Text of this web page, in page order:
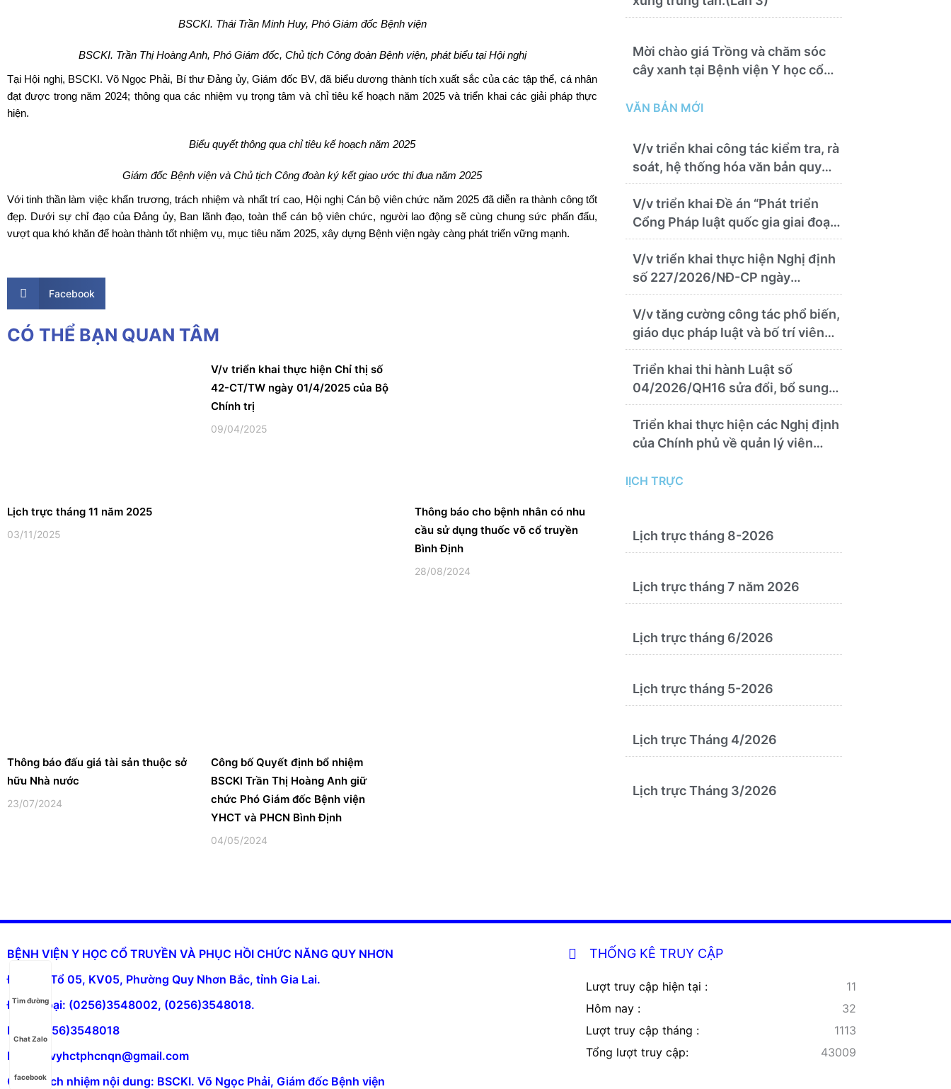
BSCKI. Thái Trần Minh Huy, Phó Giám đốc Bệnh viện
BSCKI. Trần Thị Hoàng Anh, Phó Giám đốc, Chủ tịch Công đoànBệnh viện, phát biểu tại Hội nghị
Tại Hội nghị, BSCKI. Võ Ngọc Phải, Bí thư Đảng ủy, Giám đốc BV, đã biểu dương thành tích xuất sắc của các tập thể, cá nhân
đạt được trong năm 2024; thông qua các nhiệm vụ trọng tâm và chỉ tiêu kế hoạch năm 2025 và triển khai các giải pháp thực
hiện.
Biểu quyết thông qua chỉ tiêu kế hoạch năm 2025
Giám đốc Bệnh viện và Chủ tịch Công đoàn ký kết giao ước thi đua năm 2025
Với tinh thần làm việc khẩn trương, trách nhiệm và nhất trí cao, Hội nghị Cán bộ viên chức năm 2025 đã diễn ra thành công tốt
đẹp. Dưới sự chỉ đạo của Đảng ủy, Ban lãnh đạo, toàn thể cán bộ viên chức, người lao động sẽ cùng chung sức phấn đấu,
vượt qua khó khăn để hoàn thành tốt nhiệm vụ, mục tiêu năm 2025, xây dựng Bệnh viện ngày càng phát triển vững mạnh.
Facebook
CÓ THỂ BẠN QUAN TÂM
Lịch trực tháng 11 năm 2025
03/11/2025
V/v triển khai thực hiện Chỉ thị số
42-CT/TW ngày 01/4/2025 của Bộ
Chính trị
09/04/2025
Thông báo cho bệnh nhân có nhu
cầu sử dụng thuốc võ cổ truyền
Bình Định
28/08/2024
Thông báo đấu giá tài sản thuộc sở
hữu Nhà nước
23/07/2024
Công bố Quyết định bổ nhiệm
BSCKI Trần Thị Hoàng Anh giữ
chức Phó Giám đốc Bệnh viện
YHCT và PHCN Bình Định
04/05/2024
Mời chào giá Trồng và chăm sóc
cây xanh tại Bệnh viện Y học cổ
Nhơn năm 2026 ( PL bản Danh
theo)
VĂN BẢN MỚI
V/v triển khai công tác kiểm tra, rà
soát, hệ thống hóa văn bản quy
phạm pháp luật 6 tháng cuối năm
2026
V/v triển khai Đề án “Phát triển
Cổng Pháp luật quốc gia giai đoạn
2026 – 2030” và Quy chế quản lý,
vận hành, khai thác Cổng Pháp
luật quốc gia
V/v triển khai thực hiện Nghị định
số 227/2026/NĐ-CP ngày
24/6/2026 của Chính phủ về thúc
đẩy hội nhập quốc tế và cơ chế
đặc thù trong lĩnh vực y tế
V/v tăng cường công tác phổ biến,
giáo dục pháp luật và bố trí viên
chức thực hiện nhiệm vụ pháp chế
Triển khai thi hành Luật số
04/2026/QH16 sửa đổi, bổ sung
một số điều của Luật Công chứng
Triển khai thực hiện các Nghị định
của Chính phủ về quản lý viên
lỊCH TRỰC
Lịch trực tháng 8-2026
Lịch trực tháng 7 năm 2026
Lịch trực tháng 6/2026
Lịch trực tháng 5-2026
Lịch trực Tháng 4/2026
Lịch trực Tháng 3/2026
BỆNH VIỆN Y HỌC CỔ TRUYỀN VÀ PHỤC HỒI CHỨC NĂNG QUY NHƠN
Địa chỉ: Tổ 05, KV05, Phường Quy Nhơn Bắc, tỉnh Gia Lai.
Điện thoại: (0256)3548002, (0256)3548018.
Fax: (0256)3548018
Email: bvyhctphcnqn@gmail.com
Chịu trách nhiệm nội dung: BSCKI. Võ Ngọc Phải, Giám đốc Bệnh viện
Tìm đường
Chat Zalo
facebook
THỐNG KÊ TRUY CẬP
Lượt truy cập hiện tại :
11
Hôm nay :
32
Lượt truy cập tháng :
1113
Tổng lượt truy cập:
43009